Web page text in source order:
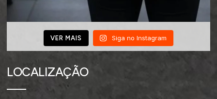
VER MAIS Siga no Instagram
LOCALIZAÇÃO